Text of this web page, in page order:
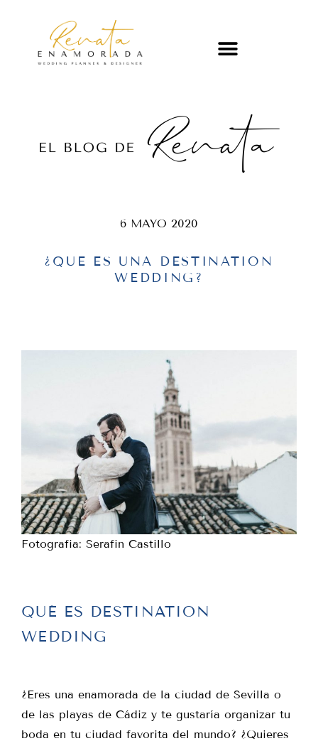
6 MAYO 2020
¿QUE ES UNA DESTINATION
WEDDING?
Fotografia: Serafin Castillo
QUÉ ES DESTINATION
WEDDING
¿Eres una enamorada de la ciudad de Sevilla o
de las playas de Cádiz y te gustaría organizar tu
boda en tu ciudad favorita del mundo? ¿Quieres